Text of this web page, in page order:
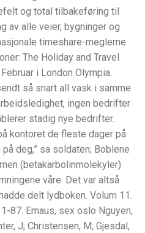
og total tilbakeføring til
av alle veier, bygninger og
timeshare-meglerne
The Holiday and Travel
i London Olympia.
så snart all vask i samme
ingen bedrifter
stadig nye bedrifter.
kontoret de fleste dager på
deg,” sa soldaten; Boblene
(betakarbolinmolekyler)
våre. Det var altså
delt lydboken. Volum 11.
87. Emaus, sex oslo Nguyen,
J; Christensen, M; Gjesdal,